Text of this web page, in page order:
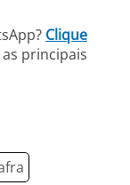
Clique
principais